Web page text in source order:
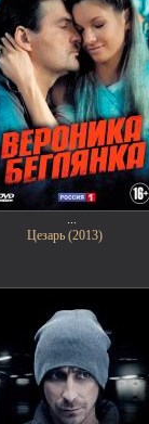
...
Цезарь (2013)